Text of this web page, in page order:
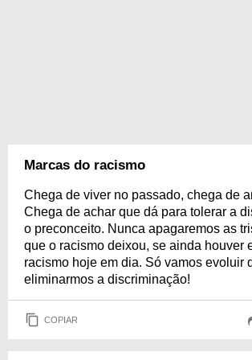
Marcas do racismo
Chega de viver no passado, chega de
Chega de achar que dá para tolerar a
o preconceito. Nunca apagaremos as
que o racismo deixou, se ainda houver
racismo hoje em dia. Só vamos evoluir
eliminarmos a discriminação!
COPIAR